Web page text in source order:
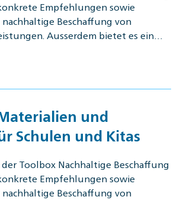
Empfehlungen sowie
Beschaffung von
Ausserdem bietet es ein…
und
Schulen und Kitas
Toolbox Nachhaltige Beschaffung
Empfehlungen sowie
Beschaffung von